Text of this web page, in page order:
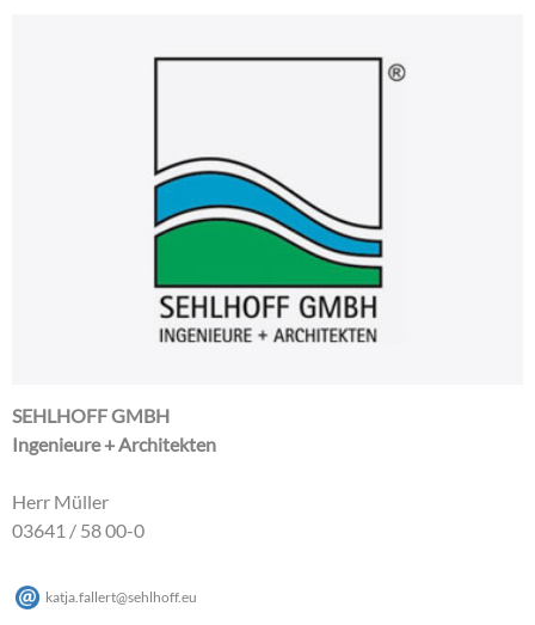
SEHLHOFF GMBH
Ingenieure + Architekten
Herr Müller
03641 / 58 00-0
katja.fallert@sehlhoff.eu